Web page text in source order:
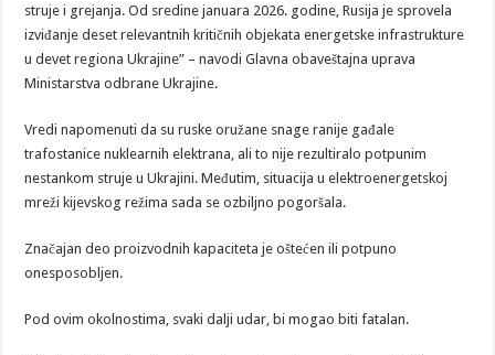
struje i grejanja. Od sredine januara 2026. godine, Rusija je sprovela
izviđanje deset relevantnih kritičnih objekata energetske infrastrukture
u devet regiona Ukrajine” – navodi Glavna obaveštajna uprava
Ministarstva odbrane Ukrajine.
Vredi napomenuti da su ruske oružane snage ranije gađale
trafostanice nuklearnih elektrana, ali to nije rezultiralo potpunim
nestankom struje u Ukrajini. Međutim, situacija u elektroenergetskoj
mreži kijevskog režima sada se ozbiljno pogoršala.
Značajan deo proizvodnih kapaciteta je oštećen ili potpuno
onesposobljen.
Pod ovim okolnostima, svaki dalji udar, bi mogao biti fatalan.